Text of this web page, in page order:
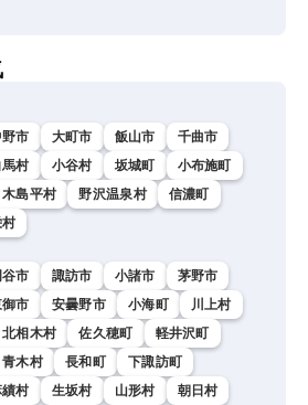
市 大町市 飯山市
千曲市
馬村 小谷村 坂城町
小布施町
木島平村 野沢温泉村
信濃町
村
谷市 諏訪市 小諸市
茅野市
市 安曇野市 小海町
川上村
北相木村 佐久穂町
軽井沢町
青木村 長和町
下諏訪町
績村 生坂村 山形村
朝日村